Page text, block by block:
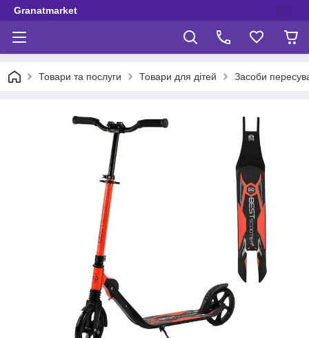
Granatmarket
Товари та послуги Товари для дітей Засоби